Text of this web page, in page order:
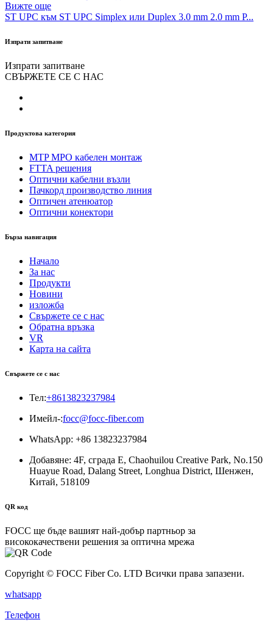
Вижте още
ST UPC към ST UPC Simplex или Duplex 3.0 mm 2.0 mm P...
Изпрати запитване
Изпрати запитване
СВЪРЖЕТЕ СЕ С НАС
Продуктова категория
MTP MPO кабелен монтаж
FTTA решения
Оптични кабелни възли
Пачкорд производство линия
Оптичен атенюатор
Оптични конектори
Бърза навигация
Начало
За нас
Продукти
Новини
изложба
Свържете се с нас
Обратна връзка
VR
Карта на сайта
Свържете се с нас
Тел:+8613823237984
Имейл-:focc@focc-fiber.com
WhatsApp: +86 13823237984
Добавяне: 4F, ​​сграда E, Chaohuilou Creative Park, No.150
Huayue Road, Dalang Street, Longhua District, Шенжен,
Китай, 518109
QR код
FOCC ще бъде вашият най-добър партньор за
висококачествени решения за оптична мрежа
Copyright © FOCC Fiber Co. LTD Всички права запазени.
whatsapp
Телефон